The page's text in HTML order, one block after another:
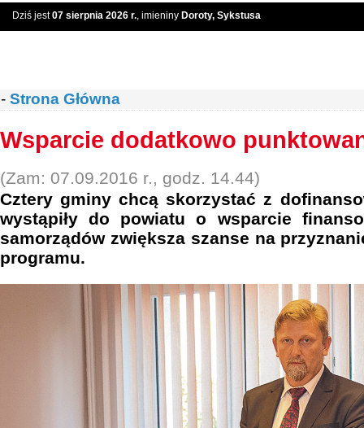
Dziś jest07 sierpnia 2026 r., imieniny Doroty, Sykstusa
- Strona Główna
Wsparcie dodatkowo
(Zam: 07.09.2016 r., godz. 14.44)
Cztery gminy chcą skorzystać z
wystąpiły do powiatu o wsparcie
samorządów zwiększa szanse na
programu.